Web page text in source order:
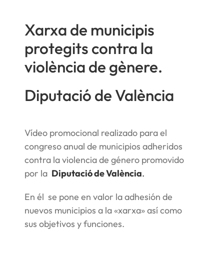
Xarxa de municipis
protegits contra la
violència de gènere.
Diputació de València
Vídeo promocional realizado para el
congreso anual de municipios adheridos
contra la violencia de género promovido
por la Diputació de València.
En él se pone en valor la adhesión de
nuevos municipios a la «xarxa» así como
sus objetivos y funciones.